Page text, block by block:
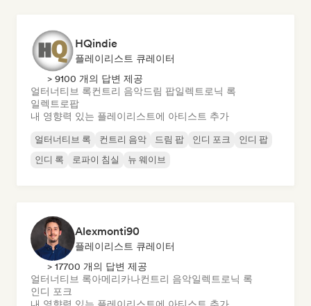
HQindie
플레이리스트 큐레이터
> 9100 개의 답변 제공
얼터너티브 록컨트리 음악드림 팝일렉트로닉 록
일렉트로팝
내 영향력 있는 플레이리스트에 아티스트 추가
얼터너티브 록 컨트리 음악 드림 팝 인디 포크
인디 팝
인디 록
로파이 침실 뉴 웨이브
Alexmonti90
플레이리스트 큐레이터
> 17700 개의 답변 제공
얼터너티브 록아메리카나컨트리 음악일렉트로닉 록
인디 포크